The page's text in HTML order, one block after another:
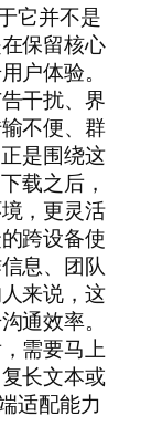
它并不是
保留核心
户体验。
干扰、界
不便、群
是围绕这
载之后，
，更灵活
跨设备使
息、团队
来说，这
通效率。
需要马上
长文本或
适配能力